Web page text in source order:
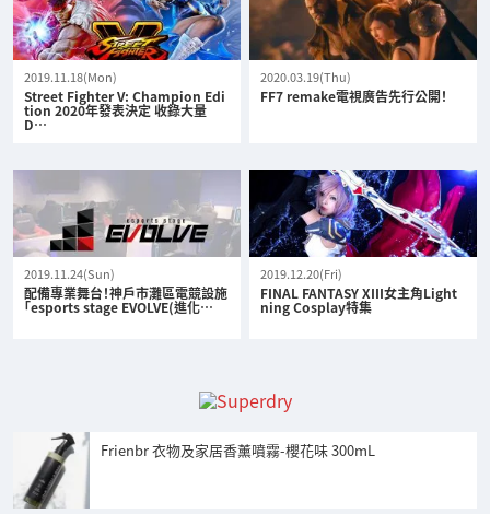
2019.11.18(Mon)
Street Fighter V: Champion Edi
tion 2020年發表決定 收錄大量
D…
2020.03.19(Thu)
FF7 remake電視廣告先行公開！
2019.11.24(Sun)
配備專業舞台！神戶市灘區電競設施
「esports stage EVOLVE(進化…
2019.12.20(Fri)
FINAL FANTASY XIII女主角Light
ning Cosplay特集
Frienbr 衣物及家居香薰噴霧-櫻花味 300mL